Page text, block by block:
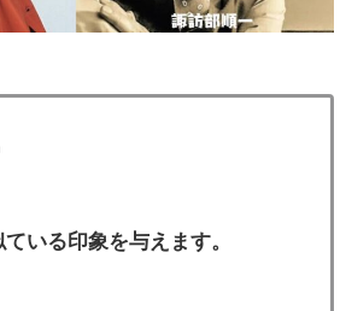
いる印象を与えます。